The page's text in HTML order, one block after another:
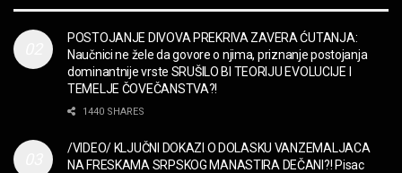
“Missin’ Yo’ Kissin'” BILLY ZZ TOP
MUZIKA
FILM
POSTOJANJE DIVOVA PREKRIVA ZAVERA ĆUTANJA:
Naučnici ne žele da govore o njima, priznanje postojanja
dominantnije vrste SRUŠILO BI TEORIJU EVOLUCIJE I
TEMELJE ČOVEČANSTVA?!
1440 SHARES
/VIDEO/ KLJUČNI DOKAZI O DOLASKU VANZEMALJACA
NA FRESKAMA SRPSKOG MANASTIRA DEČANI?! Pisac